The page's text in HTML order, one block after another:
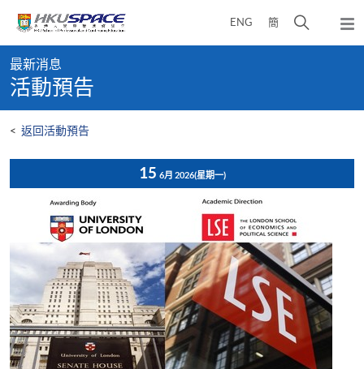
content
ENG 簡
開
彈
出
content
start
最新消息
活動預告
< 返回活動預告
15 6月 2026(星期一)